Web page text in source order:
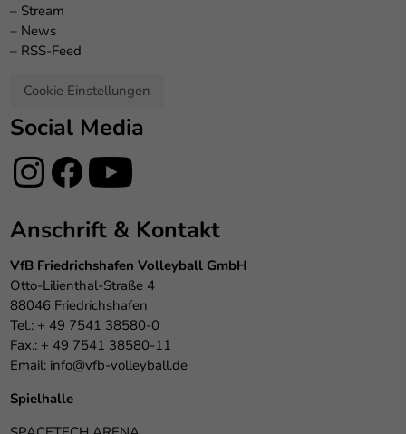
– Stream
– News
– RSS-Feed
Cookie Einstellungen
Social Media
Anschrift & Kontakt
VfB Friedrichshafen Volleyball GmbH
Otto-Lilienthal-Straße 4
88046 Friedrichshafen
Tel.: + 49 7541 38580-0
Fax.: + 49 7541 38580-11
Email: info@vfb-volleyball.de
Spielhalle